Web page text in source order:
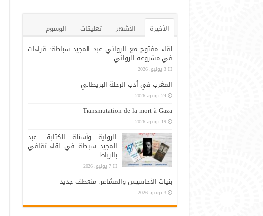
الأخيرة الأشهر تعليقات
الوسوم
لقاء مفتوح مع الروائي عبد المجيد سباطة: قراءات
في مشروعه الروائي
3 يوليو، 2026
المغرب في أدب الرحلة البريطاني
24 يونيو، 2026
Transmutation de la mort à Gaza
19 يونيو، 2026
الرواية وأسئلة الكتابة.. عبد
المجيد سباطة في لقاء ثقافي
بالرباط
7 يونيو، 2026
بنيات الأحاسيس والمشاعر: منعطف جديد
3 يونيو، 2026